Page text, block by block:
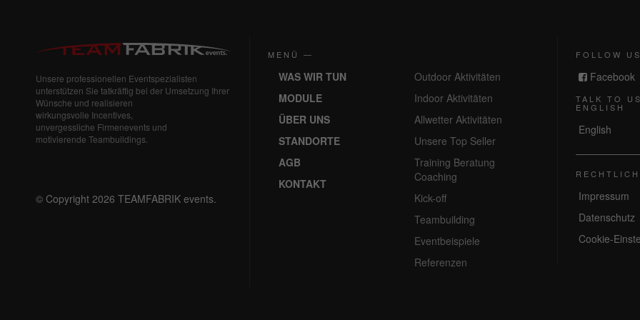
Unsere professionellen Eventspezialisten
unterstützen Sie tatkräftig bei der Umsetzung Ihrer
Wünsche und realisieren
wirkungsvolle Incentives,
unvergessliche Firmenevents und
motivierende Teambuildings.
© Copyright 2026 TEAMFABRIK events.
MENÜ —
WAS WIR TUN
MODULE
ÜBER UNS
STANDORTE
AGB
KONTAKT
Outdoor Aktivitäten
Indoor Aktivitäten
Allwetter Aktivitäten
Unsere Top Seller
Training Beratung
Coaching
Kick-off
Teambuilding
Eventbeispiele
Referenzen
FOLLOW US
Facebook
TALK TO
ENGLISH
English
Impressum
Datenschutz
Cookie-